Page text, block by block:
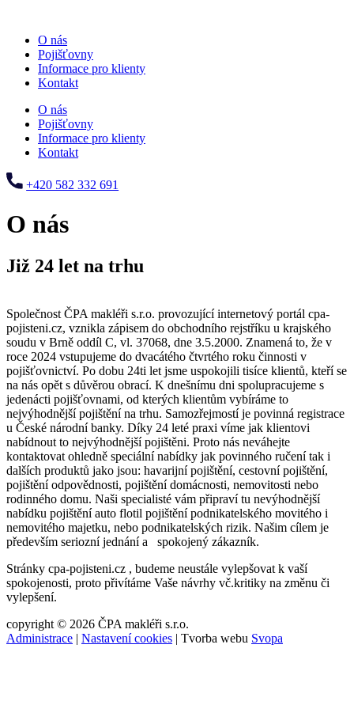
O nás
Pojišťovny
Informace pro klienty
Kontakt
O nás
Pojišťovny
Informace pro klienty
Kontakt
+420 582 332 691
O nás
Již 24 let na trhu
Společnost ČPA makléři s.r.o. provozující internetový portál cpa-
pojisteni.cz, vznikla zápisem do obchodního rejstříku u krajského
soudu v Brně oddíl C, vl. 37068, dne 3.5.2000. Znamená to, že v
roce 2024 vstupujeme do dvacátého čtvrtého roku činnosti v
pojišťovnictví. Po dobu 24ti let jsme uspokojili tisíce klientů, kteří se
na nás opět s důvěrou obrací. K dnešnímu dni spolupracujeme s
jedenácti pojišťovnami, od kterých klientům vybíráme to
nejvýhodnější pojištění na trhu. Samozřejmostí je povinná registrace
u České národní banky. Díky 24 leté praxi víme jak klientovi
nabídnout to nejvýhodnější pojištěni. Proto nás neváhejte
kontaktovat ohledně speciální nabídky jak povinného ručení tak i
dalších produktů jako jsou: havarijní pojištění, cestovní pojištění,
pojištění odpovědnosti, pojištění domácnosti, nemovitosti nebo
rodinného domu. Naši specialisté vám připraví tu nevýhodnější
nabídku pojištění auto flotil pojištění podnikatelského movitého i
nemovitého majetku, nebo podnikatelských rizik. Našim cílem je
především seriozní jednání a spokojený zákazník.
Stránky cpa-pojisteni.cz , budeme neustále vylepšovat k vaší
spokojenosti, proto přivítáme Vaše návrhy vč.kritiky na změnu či
vylepšení.
copyright © 2026 ČPA makléři s.r.o.
Administrace | Nastavení cookies | Tvorba webu Svopa